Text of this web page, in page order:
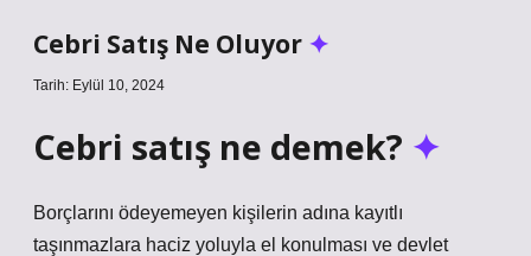
Cebri Satış Ne Oluyor
Tarih: Eylül 10, 2024
Cebri satış ne demek?
Borçlarını ödeyemeyen kişilerin adına kayıtlı
taşınmazlara haciz yoluyla el konulması ve devlet